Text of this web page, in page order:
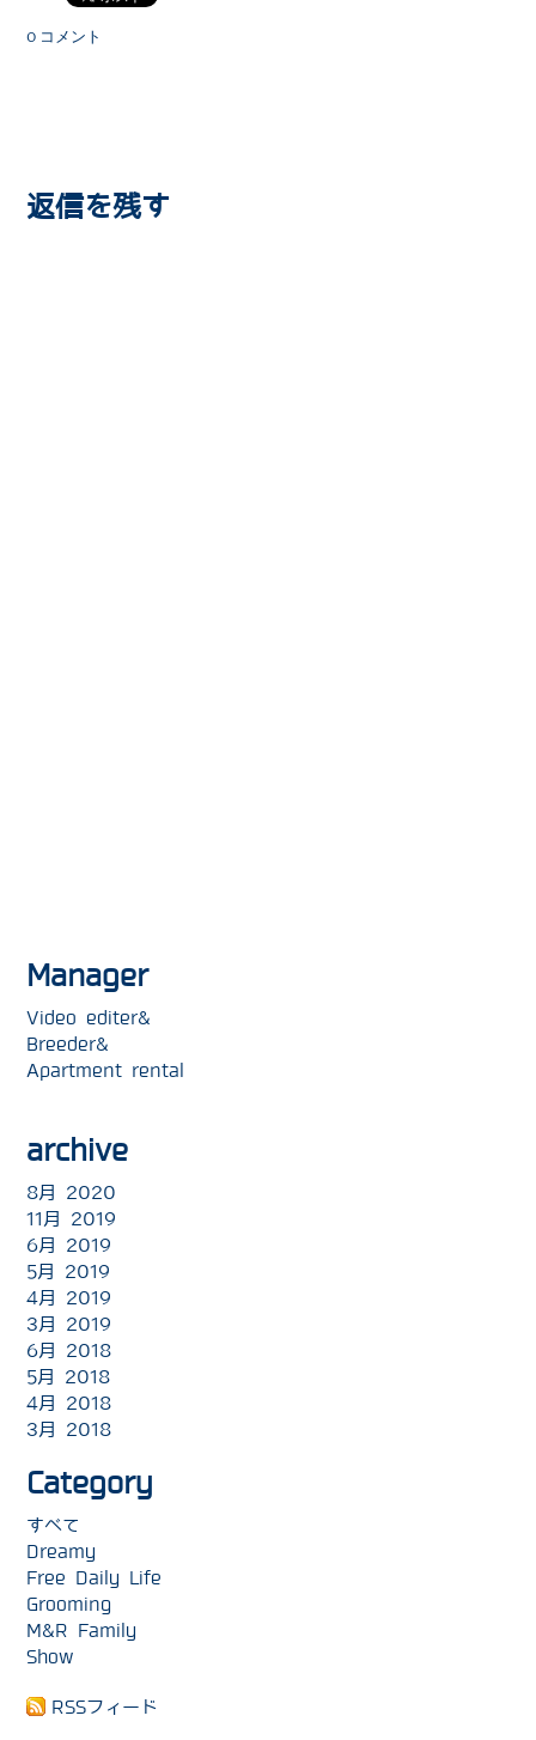
0 コメント
返信を残す
Manager
Video editer&
Breeder&
Apartment rental
archive
8月 2020
11月 2019
6月 2019
5月 2019
4月 2019
3月 2019
6月 2018
5月 2018
4月 2018
3月 2018
Category
すべて
Dreamy
Free Daily Life
Grooming
M&R Family
Show
RSSフィード